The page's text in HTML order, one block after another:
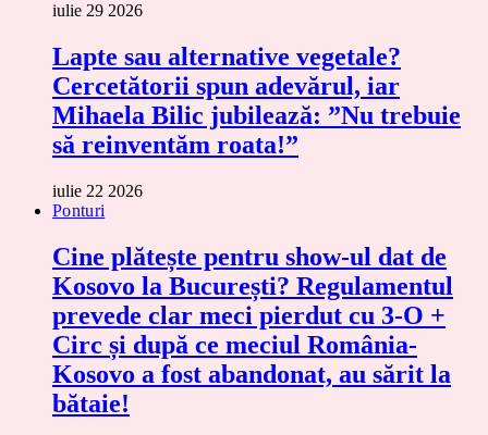
iulie 29 2026
Lapte sau alternative vegetale?
Cercetătorii spun adevărul, iar
Mihaela Bilic jubilează: ”Nu trebuie
să reinventăm roata!”
iulie 22 2026
Ponturi
Cine plătește pentru show-ul dat de
Kosovo la București? Regulamentul
prevede clar meci pierdut cu 3-O +
Circ și după ce meciul România-
Kosovo a fost abandonat, au sărit la
bătaie!